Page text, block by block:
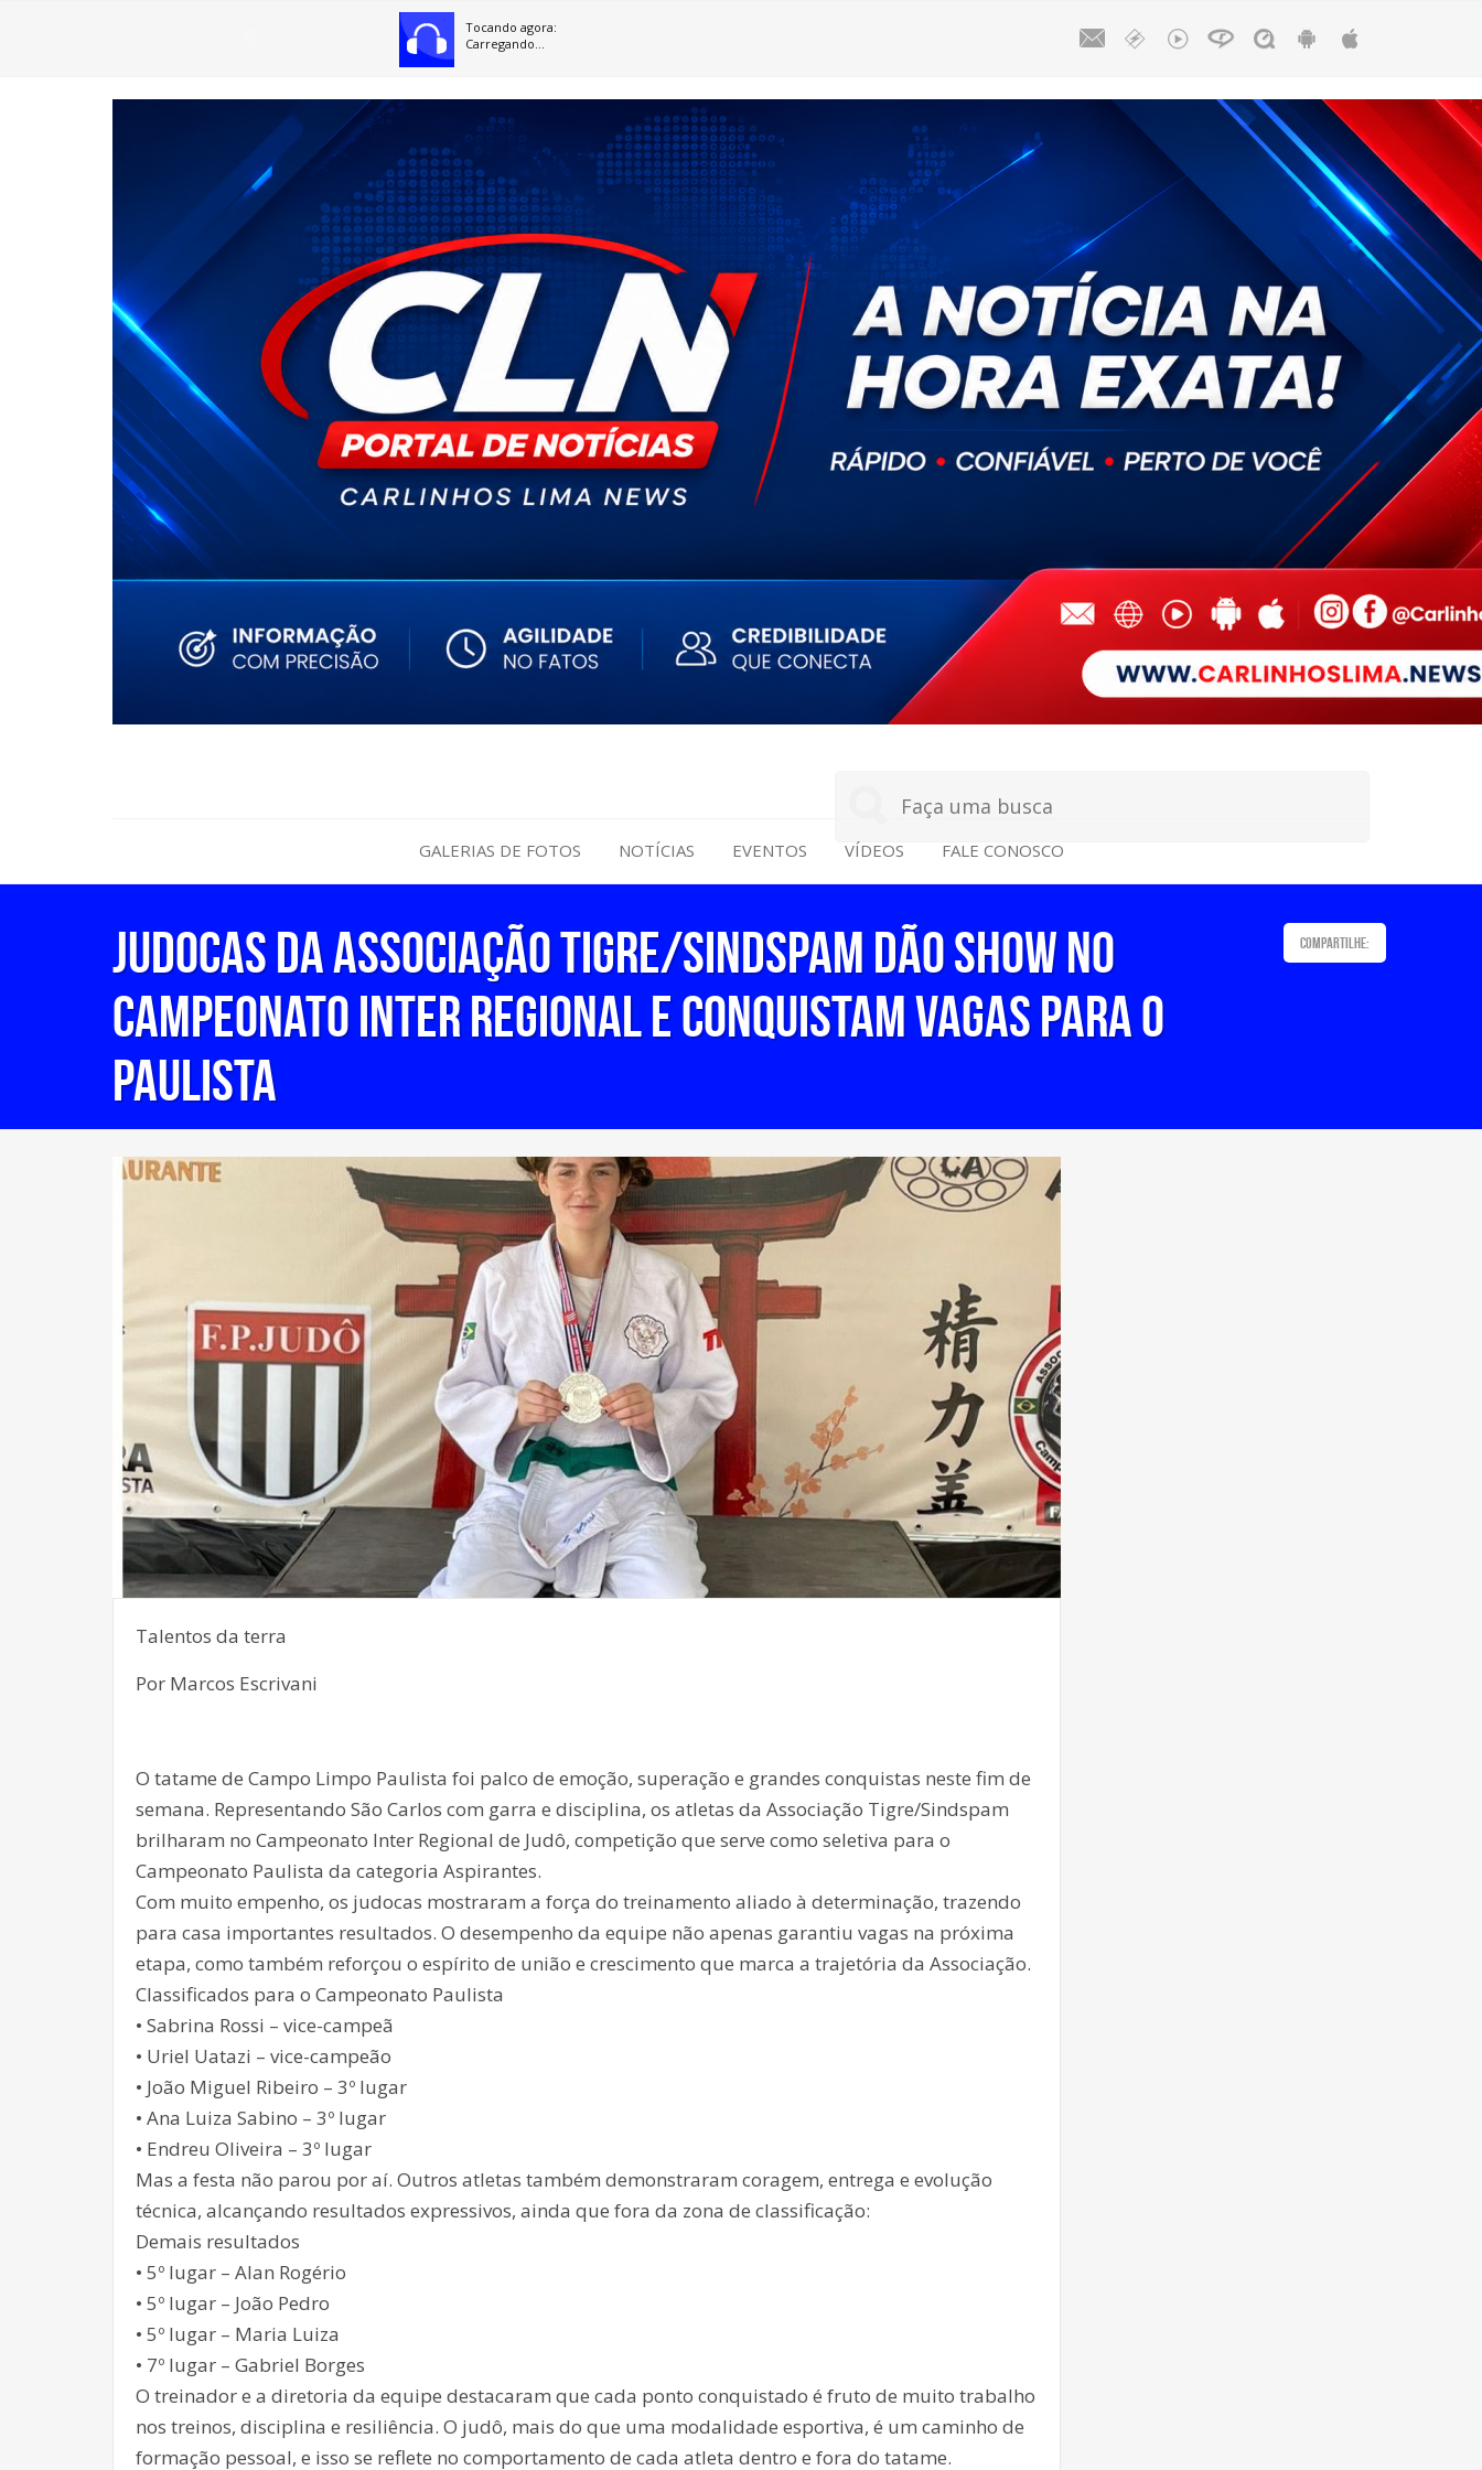
Tocando agora:
Carregando...
GALERIAS DE FOTOS NOTÍCIAS EVENTOS VÍDEOS FALE CONOSCO
Judocas da Associação Tigre/Sindspam dão show no
Campeonato Inter Regional e conquistam vagas para o
Paulista
Compartilhe:
Talentos da terra
Por Marcos Escrivani
O tatame de Campo Limpo Paulista foi palco de emoção, superação e grandes conquistas neste fim de
semana. Representando São Carlos com garra e disciplina, os atletas da Associação Tigre/Sindspam
brilharam no Campeonato Inter Regional de Judô, competição que serve como seletiva para o
Campeonato Paulista da categoria Aspirantes.
Com muito empenho, os judocas mostraram a força do treinamento aliado à determinação, trazendo
para casa importantes resultados. O desempenho da equipe não apenas garantiu vagas na próxima
etapa, como também reforçou o espírito de união e crescimento que marca a trajetória da Associação.
Classificados para o Campeonato Paulista
• Sabrina Rossi – vice-campeã
• Uriel Uatazi – vice-campeão
• João Miguel Ribeiro – 3º lugar
• Ana Luiza Sabino – 3º lugar
• Endreu Oliveira – 3º lugar
Mas a festa não parou por aí. Outros atletas também demonstraram coragem, entrega e evolução
técnica, alcançando resultados expressivos, ainda que fora da zona de classificação:
Demais resultados
• 5º lugar – Alan Rogério
• 5º lugar – João Pedro
• 5º lugar – Maria Luiza
• 7º lugar – Gabriel Borges
O treinador e a diretoria da equipe destacaram que cada ponto conquistado é fruto de muito trabalho
nos treinos, disciplina e resiliência. O judô, mais do que uma modalidade esportiva, é um caminho de
formação pessoal, e isso se reflete no comportamento de cada atleta dentro e fora do tatame.